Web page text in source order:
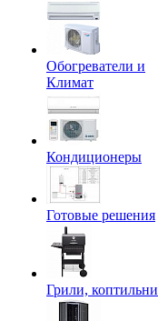
Обогреватели и
Климат
Кондиционеры
Готовые решения
Грили, коптильни